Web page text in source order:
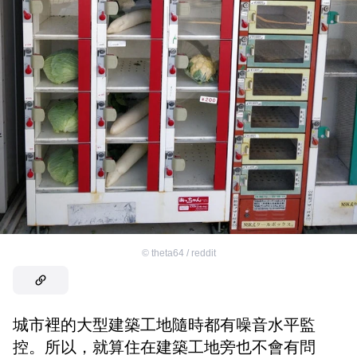
© theta64 / reddit
城市裡的大型建築工地隨時都有噪音水平監
控。所以，就算住在建築工地旁也不會有問